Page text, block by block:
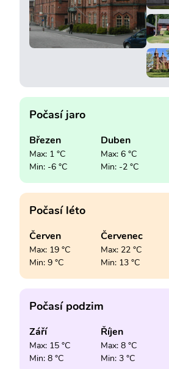
Počasí jaro
Březen
Max: 1 °C
Min: -6 °C
Duben
Max: 6 °C
Min: -2 °C
Počasí léto
Červen
Max: 19 °C
Min: 9 °C
Červenec
Max: 22 °C
Min: 13 °C
Počasí podzim
Září
Max: 15 °C
Min: 8 °C
Říjen
Max: 8 °C
Min: 3 °C